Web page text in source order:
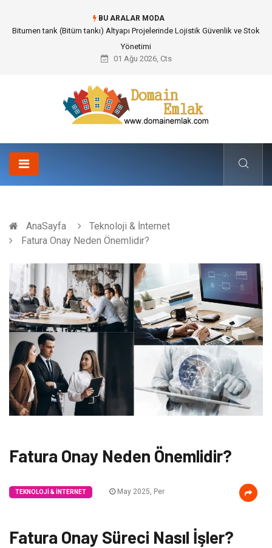
BU ARALAR MODA
Güvenilir Chip Satışı: Kesintisiz Poker Deneyimi İçin Profesyonel Destek
01 Ağu 2026, Cts
AnaSayfa
Teknoloji & İnternet
Fatura Onay Neden Önemlidir?
Fatura Onay Neden Önemlidir?
TEKNOLOJI & İNTERNET May 2025, Per
Fatura Onay Süreci Nasıl İşler?